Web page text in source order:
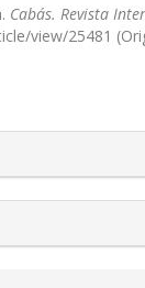
Cabás. Revista
view/25481